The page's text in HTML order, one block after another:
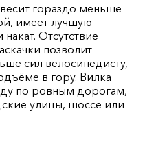
гораздо меньше
имеет лучшую
Отсутствие
позволит
сил велосипедисту,
в гору. Вилка
по ровным дорогам,
улицы, шоссе или